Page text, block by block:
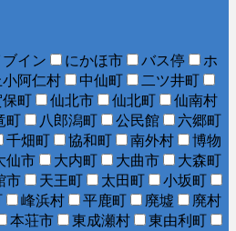
ブイン にかほ市 バス停
ホ
小阿仁村 中仙町
二ツ井町
町 仙北市 仙北町
仙南村
町 八郎潟町 公民館
六郷町
千畑町 協和町 南外村
博物
仙市 大内町 大曲市
大森町
市 天王町 太田町
小坂町
峰浜村 平鹿町 廃墟
廃村
本荘市 東成瀬村
東由利町